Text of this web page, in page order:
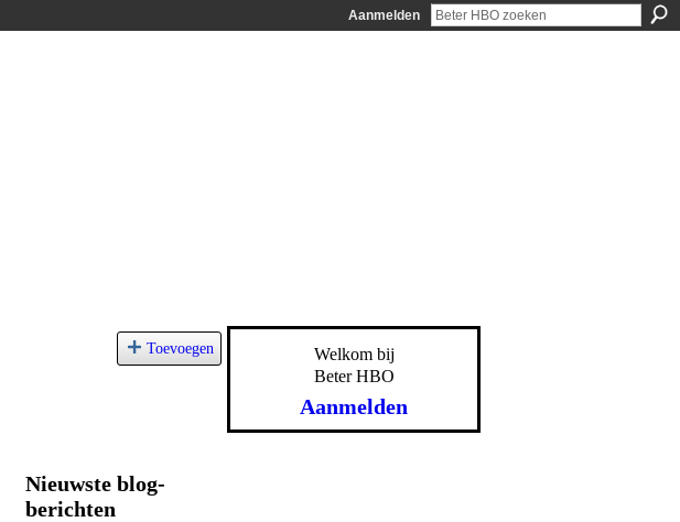
Aanmelden
Toevoegen
Nieuwste blog-
berichten
Welkom bij
Beter HBO
Aanmelden